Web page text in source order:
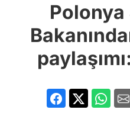
Geliyorlar
Polonya